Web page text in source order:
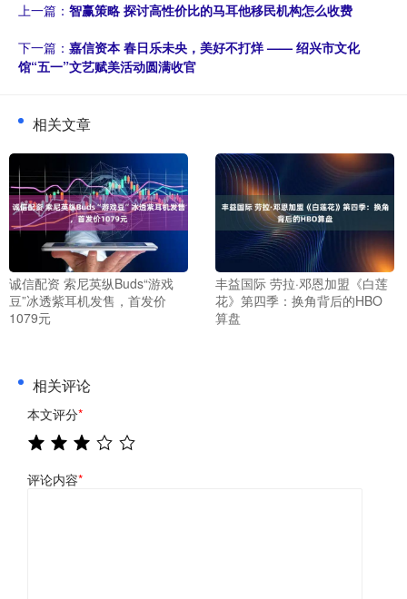
上一篇： 智赢策略 探讨高性价比的马耳他移民机构怎么收费
下一篇： 嘉信资本 春日乐未央，美好不打烊 —— 绍兴市文化
馆“五一”文艺赋美活动圆满收官
相关文章
诚信配资 索尼英纵Buds“游戏
豆”冰透紫耳机发售，首发价
1079元
丰益国际 劳拉·邓恩加盟《白莲
花》第四季：换角背后的HBO
算盘
相关评论
本文评分*
评论内容*